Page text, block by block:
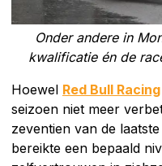
Onder andere in
kwalificatie én de
Hoewel Red Bull Racing
seizoen niet meer
zeventien van de
bereikte een bepaald